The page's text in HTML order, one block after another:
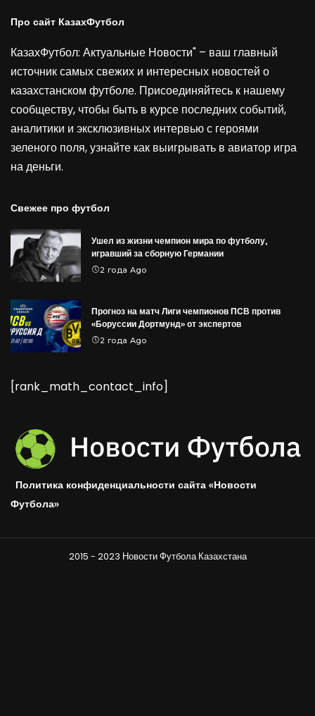
Про сайт КазахФутбол
КазахФутбол: Актуальные Новости" – ваш главный
источник самых свежих и интересных новостей о
казахстанском футболе. Присоединяйтесь к нашему
сообществу, чтобы быть в курсе последних событий,
аналитики и эксклюзивных интервью с героями
зеленого поля, узнайте как выигрывать в авиатор игра
на деньги.
Свежее про футбол
Ушел из жизни чемпион мира по футболу,
игравший за сборную Германии
2 года Ago
Прогноз на матч Лиги чемпионов ПСВ против
«Боруссии Дортмунд» от экспертов
2 года Ago
[rank_math_contact_info]
Политика конфиденциальности сайта «Новости
Футбола»
2015 - 2023 Новости Футбола Казахстана